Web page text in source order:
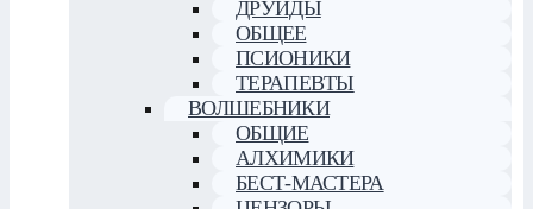
ДРУИДЫ
ОБЩЕЕ
ПСИОНИКИ
ТЕРАПЕВТЫ
ВОЛШЕБНИКИ
ОБЩИЕ
АЛХИМИКИ
БЕСТ-МАСТЕРА